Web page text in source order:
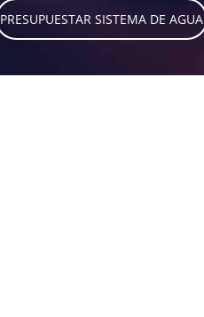
PRESUPUESTAR SISTEMA DE AGUA